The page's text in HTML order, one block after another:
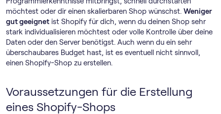
möchtest oder dir einen skalierbaren Shop wünschst. Weniger
gut geeignet ist Shopify für dich, wenn du deinen Shop sehr
stark individualisieren möchtest oder volle Kontrolle über deine
Daten oder den Server benötigst. Auch wenn du ein sehr
überschaubares Budget hast, ist es eventuell nicht sinnvoll,
einen Shopify-Shop zu erstellen.
Voraussetzungen für die Erstellung
eines Shopify-Shops